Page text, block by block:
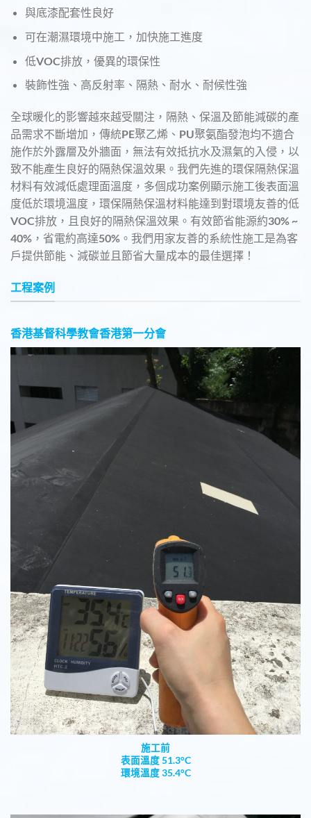
與底漆配套性良好
可在潮濕環境中施工，加快施工進度
低VOC排放，優異的環保性
裝飾性強、高反射率、隔熱、耐水、耐候性強
全球暖化的影響越來越受關注，隔熱、保溫及節能減碳的產
品需求不斷增加，傳統PE聚乙烯、PU聚氨酯發泡均不適合
施作於外露層及外牆面，無法有效抵抗水及濕氣的入侵，以
致不能產生良好的隔熱保溫效果。我們先進的環保隔熱保溫
材料有效減低處理面溫度，多個成功案例顯示施工後表面溫
度低於環境溫度，環保隔熱保溫材料能達到對環境友善的低
VOC排放，且良好的隔熱保溫效果。有效節省能源約30% ~
40%，省電約高達50%。我們用家友善的系統性施工是為客
戶提供節能、減碳並且節省大量成本的最佳選擇！
工程案例
香港基督科學教會香港第一分會
施工前
表面溫度 51.3°C
環境溫度 35.4°C